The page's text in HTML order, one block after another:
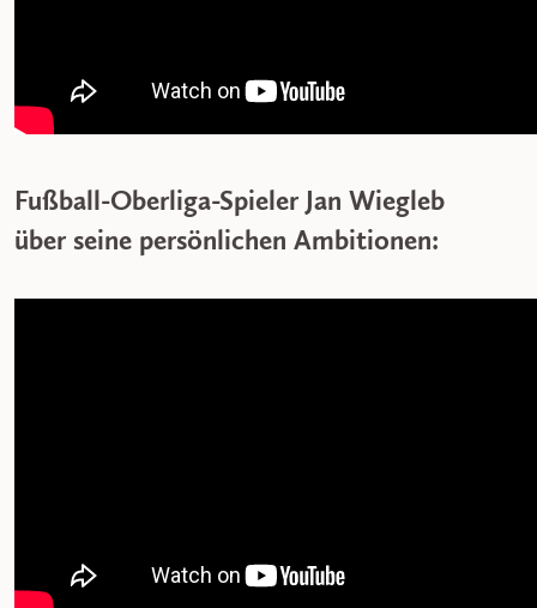
Fußball-Oberliga-Spieler Jan Wiegleb
über seine persönlichen Ambitionen: